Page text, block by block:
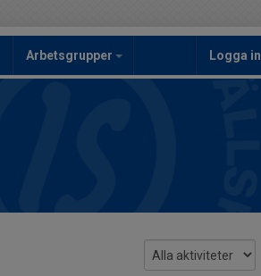
Arbetsgrupper Logga in